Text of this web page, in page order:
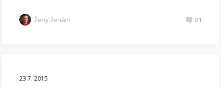
Ženy ženám 81
23.7. 2015